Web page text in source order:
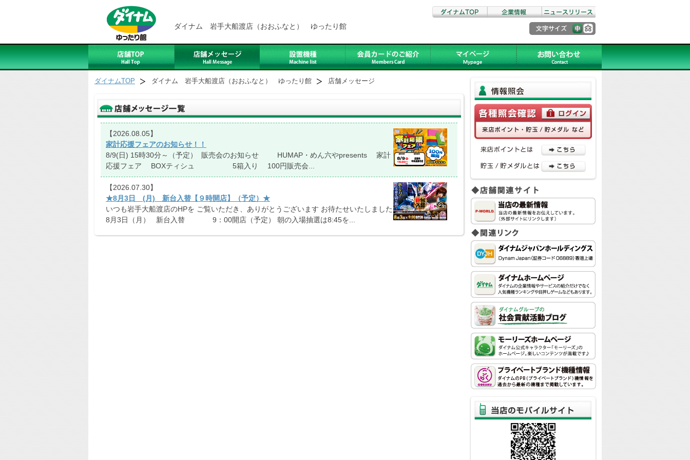
ダイナム 岩手大船渡店（おおふなと） ゆったり館
ダイナムTOP ダイナム 岩手大船渡店（おおふなと） ゆったり館 店舗メッセージ
【2026.08.05】
家計応援フェアのお知らせ！！
8/9(日) 15時30分～（予定） 販売会のお知らせ HUMAP・めん六やpresents 家計
応援フェア BOXティシュ 5箱入り 100円販売会...
【2026.07.30】
★8月3日 (月) 新台入替【９時開店】（予定）★
いつも岩手大船渡店のHPを ご覧いただき、ありがとうございます お待たせいたしました
8月3日（月） 新台入替 9：00開店（予定） 朝の入場抽選は8:45を...